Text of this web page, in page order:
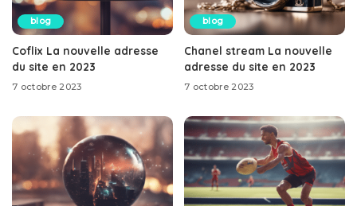
blog
Coflix La nouvelle adresse
du site en 2023
7 octobre 2023
blog
Chanel stream La nouvelle
adresse du site en 2023
7 octobre 2023